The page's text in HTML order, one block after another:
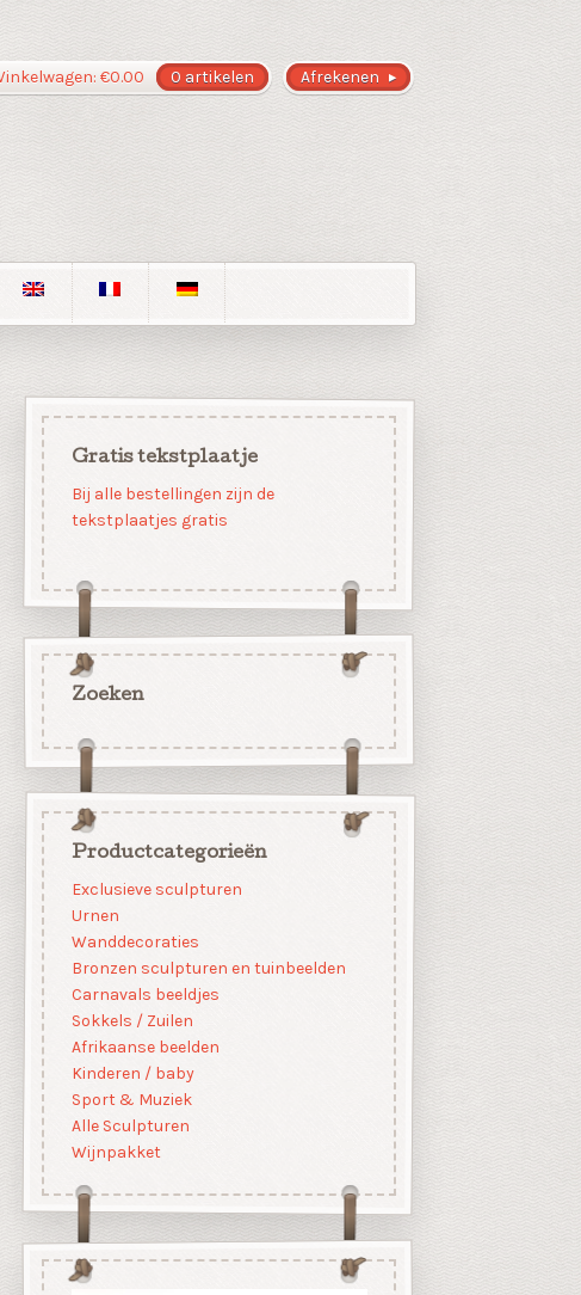
Afrekenen
€0.00 0 artikelen
Gratis tekstplaatje
Bij alle bestellingen zijn de
tekstplaatjes gratis
Zoeken
Productcategorieën
Exclusieve sculpturen
Urnen
Wanddecoraties
Bronzen sculpturen en tuinbeelden
Carnavals beeldjes
Sokkels / Zuilen
Afrikaanse beelden
Kinderen / baby
Sport & Muziek
Alle Sculpturen
Wijnpakket